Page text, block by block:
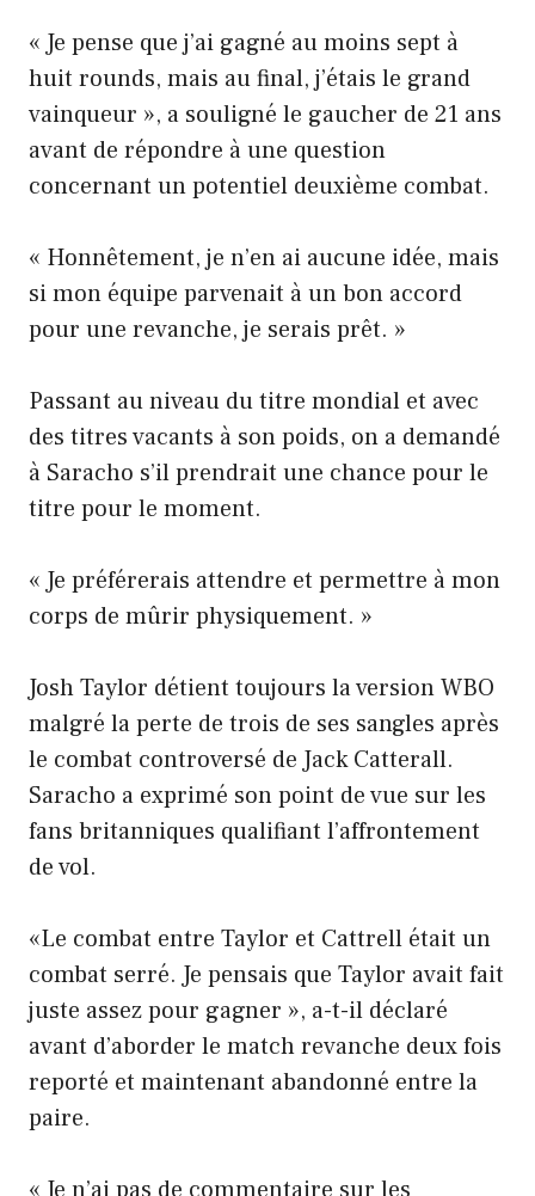
« Je pense que j’ai gagné au moins sept à
huit rounds, mais au final, j’étais le grand
vainqueur », a souligné le gaucher de 21 ans
avant de répondre à une question
concernant un potentiel deuxième combat.
« Honnêtement, je n’en ai aucune idée, mais
si mon équipe parvenait à un bon accord
pour une revanche, je serais prêt. »
Passant au niveau du titre mondial et avec
des titres vacants à son poids, on a demandé
à Saracho s’il prendrait une chance pour le
titre pour le moment.
« Je préférerais attendre et permettre à mon
corps de mûrir physiquement. »
Josh Taylor détient toujours la version WBO
malgré la perte de trois de ses sangles après
le combat controversé de Jack Catterall.
Saracho a exprimé son point de vue sur les
fans britanniques qualifiant l’affrontement
de vol.
«Le combat entre Taylor et Cattrell était un
combat serré. Je pensais que Taylor avait fait
juste assez pour gagner », a-t-il déclaré
avant d’aborder le match revanche deux fois
reporté et maintenant abandonné entre la
paire.